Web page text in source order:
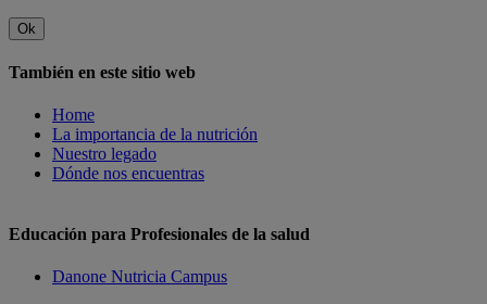
Ok
También en este sitio web
Home
La importancia de la nutrición
Nuestro legado
Dónde nos encuentras
Educación para Profesionales de la salud
Danone Nutricia Campus